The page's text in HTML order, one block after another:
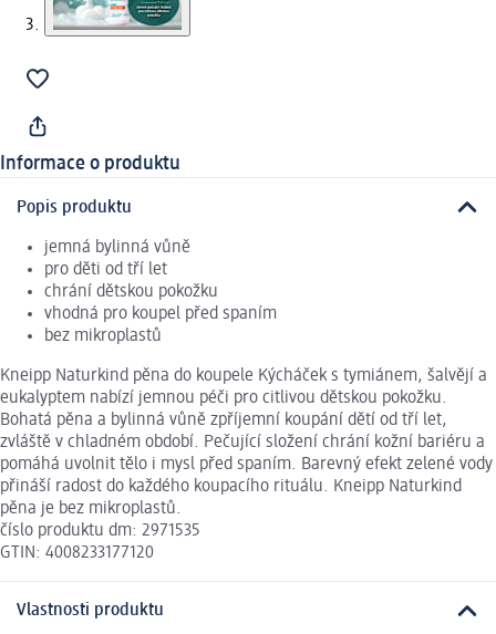
Informace o produktu
Popis produktu
jemná bylinná vůně
pro děti od tří let
chrání dětskou pokožku
vhodná pro koupel před spaním
bez mikroplastů
Kneipp Naturkind pěna do koupele Kýcháček s tymiánem, šalvějí a
eukalyptem nabízí jemnou péči pro citlivou dětskou pokožku.
Bohatá pěna a bylinná vůně zpříjemní koupání dětí od tří let,
zvláště v chladném období. Pečující složení chrání kožní bariéru a
pomáhá uvolnit tělo i mysl před spaním. Barevný efekt zelené vody
přináší radost do každého koupacího rituálu. Kneipp Naturkind
pěna je bez mikroplastů.
číslo produktu dm: 2971535
GTIN: 4008233177120
Vlastnosti produktu